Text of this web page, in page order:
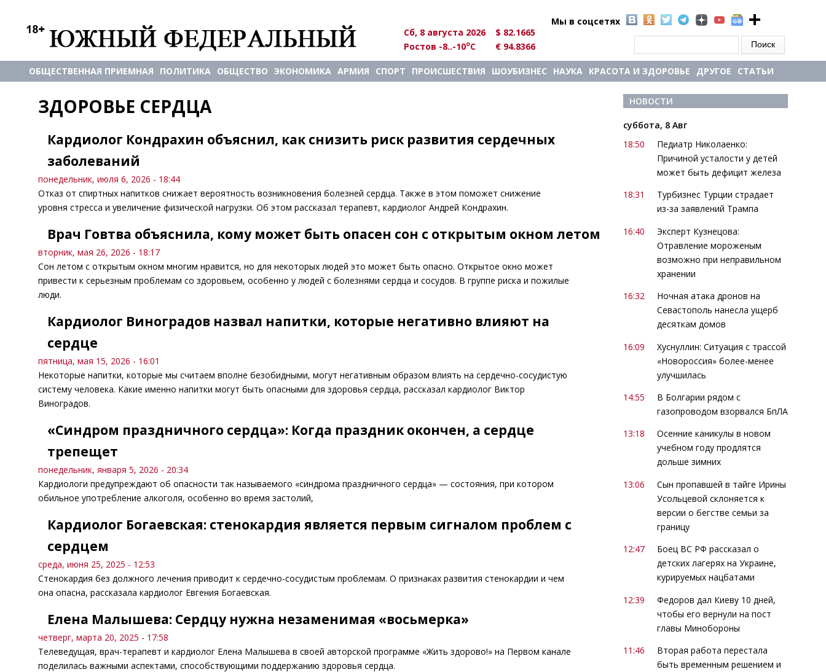
Мы в соцсетях
Сб, 8 августа 2026
$ 82.1665
Ростов -8..-10oC € 94.8366
ОБЩЕСТВЕННАЯ ПРИЕМНАЯ ПОЛИТИКА ОБЩЕСТВО ЭКОНОМИКА АРМИЯ СПОРТ ПРОИСШЕСТВИЯ ШОУБИЗНЕС НАУКА КРАСОТА И ЗДОРОВЬЕ ДРУГОЕ СТАТЬИ
ЗДОРОВЬЕ СЕРДЦА
Кардиолог Кондрахин объяснил, как снизить риск развития сердечных
заболеваний
понедельник, июля 6, 2026 - 18:44
Отказ от спиртных напитков снижает вероятность возникновения болезней сердца. Также в этом поможет снижение
уровня стресса и увеличение физической нагрузки. Об этом рассказал терапевт, кардиолог Андрей Кондрахин.
Врач Говтва объяснила, кому может быть опасен сон с открытым окном летом
вторник, мая 26, 2026 - 18:17
Сон летом с открытым окном многим нравится, но для некоторых людей это может быть опасно. Открытое окно может
привести к серьезным проблемам со здоровьем, особенно у людей с болезнями сердца и сосудов. В группе риска и пожилые
люди.
Кардиолог Виноградов назвал напитки, которые негативно влияют на
сердце
пятница, мая 15, 2026 - 16:01
Некоторые напитки, которые мы считаем вполне безобидными, могут негативным образом влиять на сердечно-сосудистую
систему человека. Какие именно напитки могут быть опасными для здоровья сердца, рассказал кардиолог Виктор
Виноградов.
«Синдром праздничного сердца»: Когда праздник окончен, а сердце
трепещет
понедельник, января 5, 2026 - 20:34
Кардиологи предупреждают об опасности так называемого «синдрома праздничного сердца» — состояния, при котором
обильное употребление алкоголя, особенно во время застолий,
Кардиолог Богаевская: стенокардия является первым сигналом проблем с
сердцем
среда, июня 25, 2025 - 12:53
Стенокардия без должного лечения приводит к сердечно-сосудистым проблемам. О признаках развития стенокардии и чем
она опасна, рассказала кардиолог Евгения Богаевская.
Елена Малышева: Сердцу нужна незаменимая «восьмерка»
четверг, марта 20, 2025 - 17:58
Телеведущая, врач-терапевт и кардиолог Елена Малышева в своей авторской программе «Жить здорово!» на Первом канале
поделилась важными аспектами, способствующими поддержанию здоровья сердца.
НОВОСТИ
суббота, 8 Авг
18:50
Педиатр Николаенко:
Причиной усталости у детей
может быть дефицит железа
18:31
Турбизнес Турции страдает
из-за заявлений Трампа
16:40
Эксперт Кузнецова:
Отравление мороженым
возможно при неправильном
хранении
16:32
Ночная атака дронов на
Севастополь нанесла ущерб
десяткам домов
16:09
Хуснуллин: Ситуация с трассой
«Новороссия» более-менее
улучшилась
14:55
В Болгарии рядом с
газопроводом взорвался БпЛА
13:18
Осенние каникулы в новом
учебном году продлятся
дольше зимних
13:06
Сын пропавшей в тайге Ирины
Усольцевой склоняется к
версии о бегстве семьи за
границу
12:47
Боец ВС РФ рассказал о
детских лагерях на Украине,
курируемых нацбатами
12:39
Федоров дал Киеву 10 дней,
чтобы его вернули на пост
главы Минобороны
11:46
Вторая работа перестала
быть временным решением и